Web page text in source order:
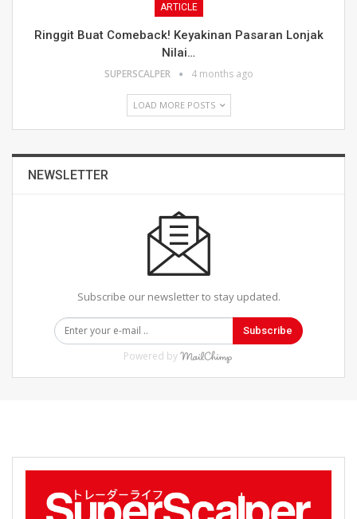
ARTICLE
Ringgit Buat Comeback! Keyakinan Pasaran Lonjak
Nilai…
SUPERSCALPER 4 months ago
LOAD MORE POSTS
NEWSLETTER
Subscribe our newsletter to stay updated.
Subscribe
Powered by